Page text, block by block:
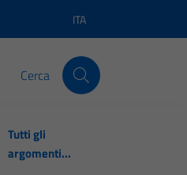
Lingua attiva:
ITA
Cerca
Tutti gli
argomenti...